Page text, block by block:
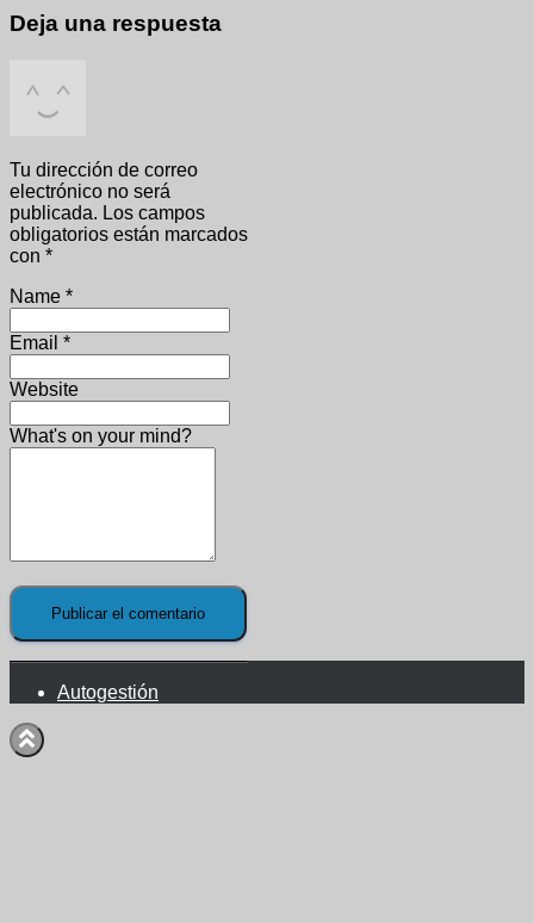
Deja una respuesta
Tu dirección de correo
electrónico no será
publicada. Los campos
obligatorios están marcados
con *
Name *
Email *
Website
What's on your mind?
Autogestión